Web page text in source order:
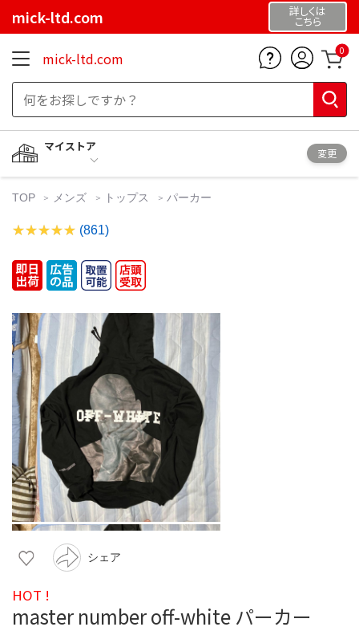
mick-ltd.com 詳しくは
こちら
mick-ltd.com 0
マイストア
変更
TOP メンズ トップス パーカー
(861)
シェア
HOT !
master number off-white パーカー